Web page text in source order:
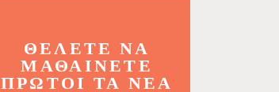
ΘΈΛΕΤΕ ΝΑ
ΜΑΘΑΊΝΕΤΕ
ΠΡΏΤΟΙ ΤΑ ΝΈΑ